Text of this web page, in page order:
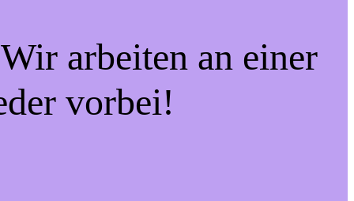
arbeiten an einer
vorbei!